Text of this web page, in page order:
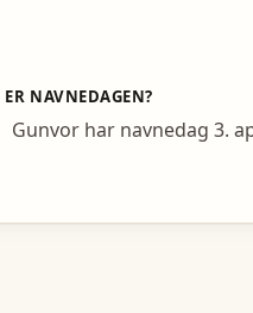
NAVNEDAGEN?
Gunvor har navnedag 3.